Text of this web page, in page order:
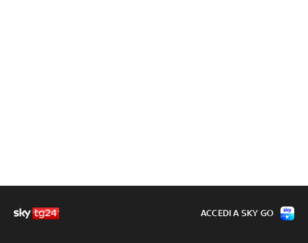
ACCEDI A SKY GO